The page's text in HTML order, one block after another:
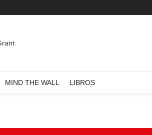
MIND THE WALL LIBROS